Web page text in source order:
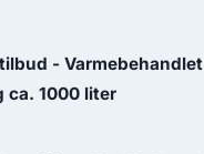
-
ca. 1000 liter